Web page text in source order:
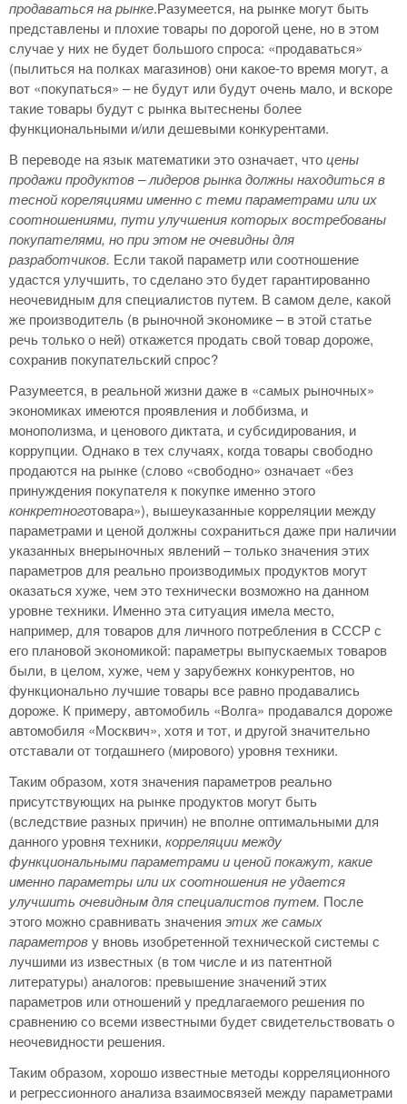
продаваться на рынке.Разумеется, на рынке могут быть
представлены и плохие товары по дорогой цене, но в этом
случае у них не будет большого спроса: «продаваться»
(пылиться на полках магазинов) они какое-то время могут, а
вот «покупаться» – не будут или будут очень мало, и вскоре
такие товары будут с рынка вытеснены более
функциональными и/или дешевыми конкурентами.
В переводе на язык математики это означает, чтоцены
продажи продуктов – лидеров рынка должны находиться в
тесной кореляциями именно с теми параметрами или их
соотношениями, пути улучшения которых востребованы
покупателями, но при этом не очевидны для
разработчиков. Если такой параметр или соотношение
удастся улучшить, то сделано это будет гарантированно
неочевидным для специалистов путем. В самом деле, какой
же производитель (в рыночной экономике – в этой статье
речь только о ней) откажется продать свой товар дороже,
сохранив покупательский спрос?
Разумеется, в реальной жизни даже в «самых рыночных»
экономиках имеются проявления и лоббизма, и
монополизма, и ценового диктата, и субсидирования, и
коррупции. Однако в тех случаях, когда товары свободно
продаются на рынке (слово «свободно» означает «без
принуждения покупателя к покупке именно этого
конкретноготовара»), вышеуказанные корреляции между
параметрами и ценой должны сохраниться даже при наличии
указанных внерыночных явлений – только значения этих
параметров для реально производимых продуктов могут
оказаться хуже, чем это технически возможно на данном
уровне техники. Именно эта ситуация имела место,
например, для товаров для личного потребления в СССР с
его плановой экономикой: параметры выпускаемых товаров
были, в целом, хуже, чем у зарубежнх конкурентов, но
функционально лучшие товары все равно продавались
дороже. К примеру, автомобиль «Волга» продавался дороже
автомобиля «Москвич», хотя и тот, и другой значительно
отставали от тогдашнего (мирового) уровня техники.
Таким образом, хотя значения параметров реально
присутствующих на рынке продуктов могут быть
(вследствие разных причин) не вполне оптимальными для
данного уровня техники, корреляции между
функциональными параметрами и ценой покажут, какие
именно параметры или их соотношения не удается
улучшить очевидным для специалистов путем. После
этого можно сравнивать значения этих же самых
параметрову вновь изобретенной технической системы с
лучшими из известных (в том числе и из патентной
литературы) аналогов: превышение значений этих
параметров или отношений у предлагаемого решения по
сравнению со всеми известными будет свидетельствовать о
неочевидности решения.
Таким образом, хорошо известные методы корреляционного
и регрессионного анализа взаимосвязей между параметрами